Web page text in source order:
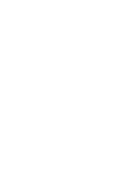
Ямало-Ненецкий